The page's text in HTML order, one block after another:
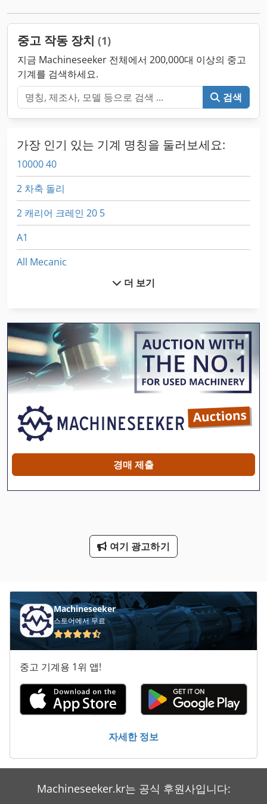
중고 작동 장치 (1)
지금 Machineseeker 전체에서 200,000대 이상의 중고
기계를 검색하세요.
검색
가장 인기 있는 기계 명칭을 둘러보세요:
10000 40
2 차축 돌리
2 캐리어 크레인 20 5
A1
All Mecanic
Ddfao System
Dsd 201
Egv 12
Frm D Midi
Gastl Rg 200
Hsc 20 Linear
기타
냉동 건조 기
봉 기계 밀링 및 연 삭 기
전기 트랙터
제동 장치
더 보기
경매 제출
여기 광고하기
Machineseeker
스토어에서 무료
중고 기계용 1위 앱!
자세한 정보
Machineseeker.kr는 공식 후원사입니다: